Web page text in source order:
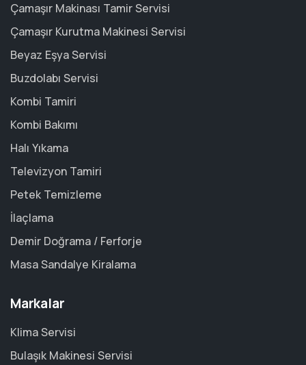
Çamaşır Makinası Tamir Servisi
Çamaşır Kurutma Makinesi Servisi
Beyaz Eşya Servisi
Buzdolabı Servisi
Kombi Tamiri
Kombi Bakımı
Halı Yıkama
Televizyon Tamiri
Petek Temizleme
İlaçlama
Demir Doğrama / Ferforje
Masa Sandalye Kiralama
Markalar
Klima Servisi
Bulaşık Makinesi Servisi